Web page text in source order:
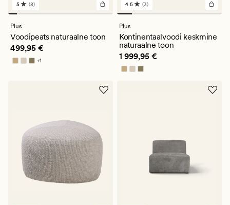
8
arvustust
keskmise
hinnanguga
5
5 (8)
Plus
Voodipeats naturaalne toon
Pris_ee 499,95 €
499,95 €
+1Saadaval rohkemates värvitoonides
3
arvustust
keskmise
hinnanguga
4.5
4.5 (3)
Plus
Kontinentaalvoodi keskmine
naturaalne toon
Pris_ee 1 999,95 €
1 999,95 €